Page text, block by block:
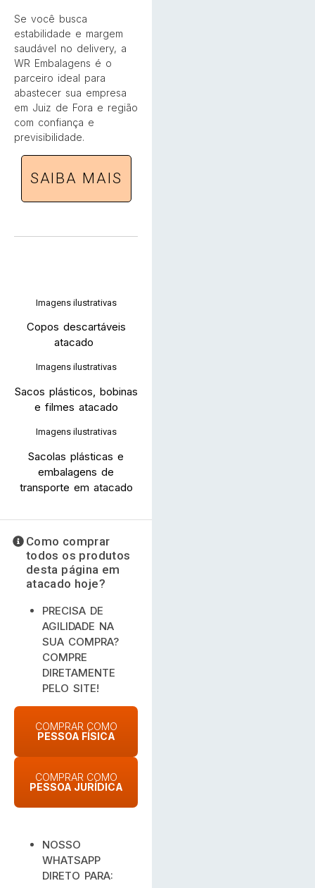
Se você busca
estabilidade e margem
saudável no delivery, a
WR Embalagens é o
parceiro ideal para
abastecer sua empresa
em Juiz de Fora e região
com confiança e
previsibilidade.
SAIBA MAIS
Imagens ilustrativas
Copos descartáveis
atacado
Imagens ilustrativas
Sacos plásticos, bobinas
e filmes atacado
Imagens ilustrativas
Sacolas plásticas e
embalagens de
transporte em atacado
Como comprar
todos os produtos
desta página em
atacado hoje?
PRECISA DE
AGILIDADE NA
SUA COMPRA?
COMPRE
DIRETAMENTE
PELO SITE!
COMPRAR COMO
PESSOA FÍSICA
COMPRAR COMO
PESSOA JURÍDICA
NOSSO
WHATSAPP
DIRETO PARA: